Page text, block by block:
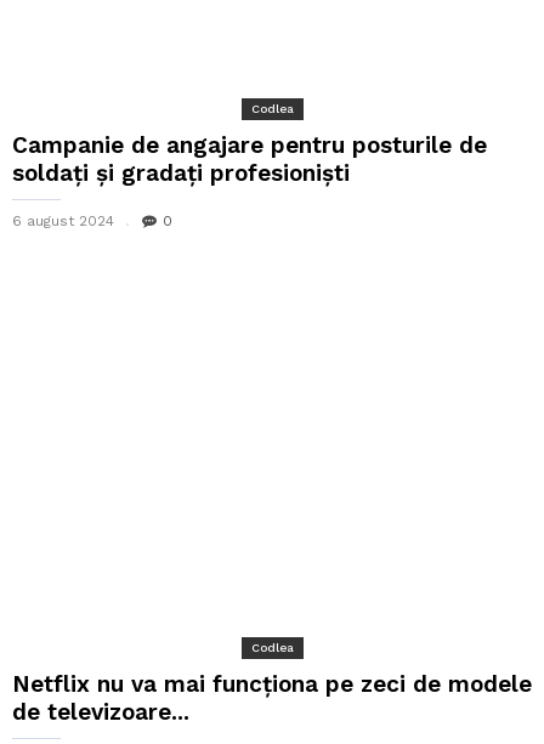
Codlea
Campanie de angajare pentru posturile de
soldați și gradați profesioniști
6 august 2024 0
Codlea
Netflix nu va mai funcționa pe zeci de modele
de televizoare...